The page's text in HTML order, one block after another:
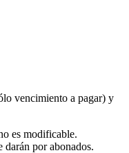
vencimiento a pagar) y
es modificable.
darán por abonados.